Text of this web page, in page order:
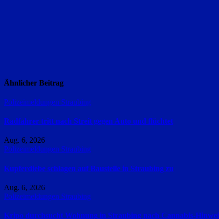
Ähnlicher Beitrag
Polizeimeldungen Straubing
Radfahrer tritt nach Streit gegen Auto und flüchtet
Aug. 6, 2026
Polizeimeldungen Straubing
Kupferdiebe schlagen auf Baustelle in Straubing zu
Aug. 6, 2026
Polizeimeldungen Straubing
Kripo durchsucht Wohnung in Straubing nach Cannabis-